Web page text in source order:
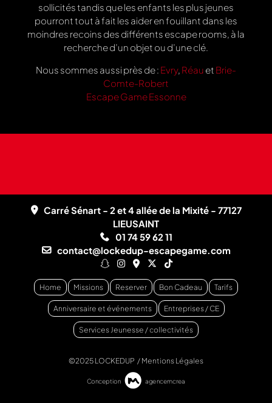
sollicités tandis que les enfants les plus jeunes
pourront tout à fait les aider en fouillant dans les
moindres recoins des différents escape rooms, à la
recherche d’un objet ou d’une clé.
Nous sommes aussi près de : Evry, Réau et Brie-
Comte-Robert
Escape Game Essonne
Carré Sénart - 2 et 4 allée de la Mixité - 77127
LIEUSAINT
01 74 59 62 11
contact@lockedup-escapegame.com
Home Missions Reserver Bon Cadeau Tarifs
Anniversaire et événements Entreprises / CE
Services Jeunesse / collectivités
©2025 LOCKEDUP / Mentions Légales
Conception agencemcrea